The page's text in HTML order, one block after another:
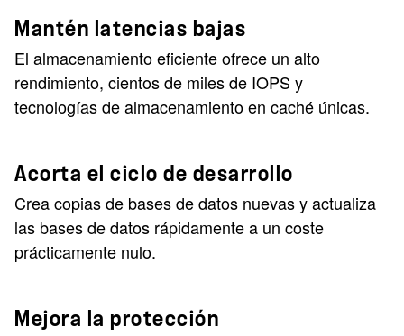
Mantén latencias bajas
El almacenamiento eficiente ofrece un alto
rendimiento, cientos de miles de IOPS y
tecnologías de almacenamiento en caché únicas.
Acorta el ciclo de desarrollo
Crea copias de bases de datos nuevas y actualiza
las bases de datos rápidamente a un coste
prácticamente nulo.
Mejora la protección